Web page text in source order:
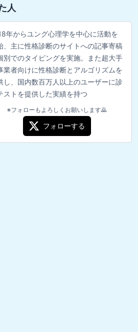
人
年からユング心理学を中心に活動を
、主に性格診断のサイトへの記事寄稿
別でのタイピングを実施。また超大手
業者向けに性格診断とアルゴリズムを
し、国内数百万人以上のユーザーに診
ストを提供した実績を持つ
※フォローもよろしくお願いします🙇
フォローする